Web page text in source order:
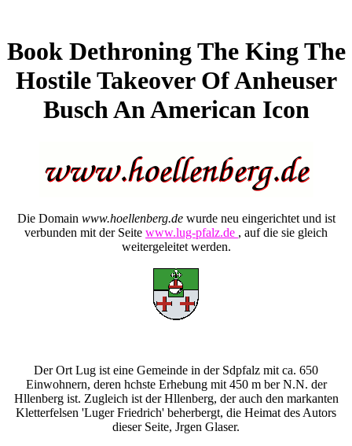
Book Dethroning The King The
Hostile Takeover Of Anheuser
Busch An American Icon
Die Domain www.hoellenberg.dewurde neu eingerichtet und ist
verbunden mit der Seite www.lug-pfalz.de , auf die sie gleich
weitergeleitet werden.
Der Ort Lug ist eine Gemeinde in der Sdpfalz mit ca. 650
Einwohnern, deren hchste Erhebung mit 450 m ber N.N. der
Hllenberg ist. Zugleich ist der Hllenberg, der auch den markanten
Kletterfelsen 'Luger Friedrich' beherbergt, die Heimat des Autors
dieser Seite, Jrgen Glaser.